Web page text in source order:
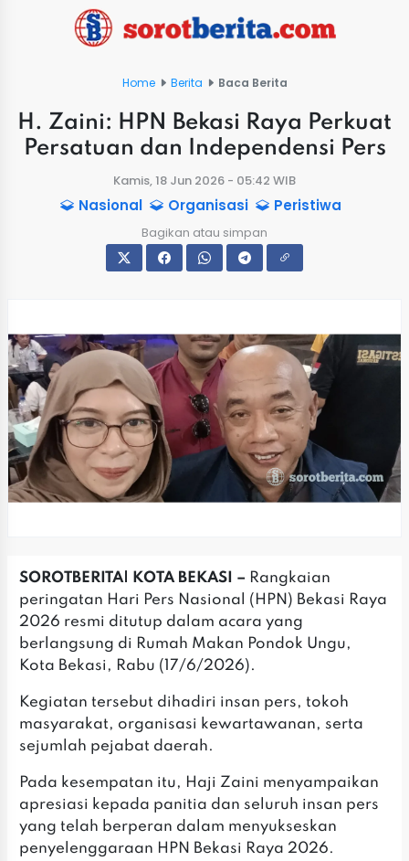
Home Berita Baca Berita
H. Zaini: HPN Bekasi Raya Perkuat
Persatuan dan Independensi Pers
Kamis, 18 Jun 2026 - 05:42 WIB
Nasional Organisasi Peristiwa
Bagikan atau simpan
‎SOROTBERITA| KOTA BEKASI – Rangkaian
peringatan Hari Pers Nasional (HPN) Bekasi Raya
2026 resmi ditutup dalam acara yang
berlangsung di Rumah Makan Pondok Ungu,
Kota Bekasi, Rabu (17/6/2026).
‎‎Kegiatan tersebut dihadiri insan pers, tokoh
masyarakat, organisasi kewartawanan, serta
sejumlah pejabat daerah.
‎Pada kesempatan itu, Haji Zaini menyampaikan
apresiasi kepada panitia dan seluruh insan pers
yang telah berperan dalam menyukseskan
penyelenggaraan HPN Bekasi Raya 2026.